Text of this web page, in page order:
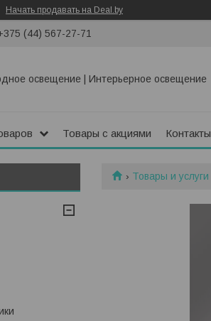
Начать продавать на Deal.by
(44) 567-27-71
освещение | Интерьерное освещение
Товары с акциями Контакты
Товары и услуги